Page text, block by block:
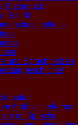
Buchdruck
Schrift
und Sprachproben
Arabisch erlernen
dt. Sprache